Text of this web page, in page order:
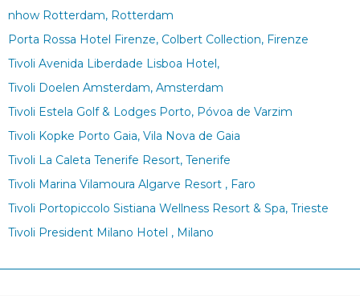
nhow Rotterdam, Rotterdam
Porta Rossa Hotel Firenze, Colbert Collection, Firenze
Tivoli Avenida Liberdade Lisboa Hotel,
Tivoli Doelen Amsterdam, Amsterdam
Tivoli Estela Golf & Lodges Porto, Póvoa de Varzim
Tivoli Kopke Porto Gaia, Vila Nova de Gaia
Tivoli La Caleta Tenerife Resort, Tenerife
Tivoli Marina Vilamoura Algarve Resort , Faro
Tivoli Portopiccolo Sistiana Wellness Resort & Spa, Trieste
Tivoli President Milano Hotel , Milano